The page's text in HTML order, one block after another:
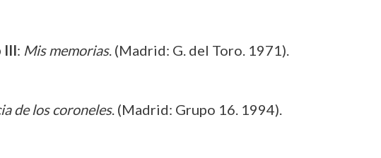
III: Mis memorias. (Madrid: G. del Toro. 1971).
de los coroneles. (Madrid: Grupo 16. 1994).